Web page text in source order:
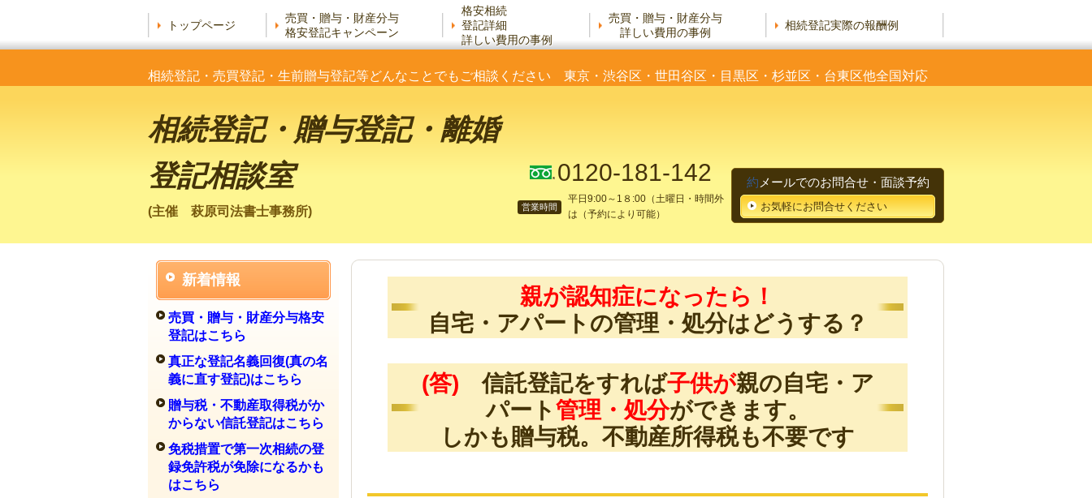
トップページ
売買・贈与・財産分与
格安登記キャンペーン
格安相続
登記詳細
詳しい費用の事例
売買・贈与・財産分与
詳しい費用の事例
相続登記実際の報酬例
相続登記・売買登記・生前贈与登記等どんなことでもご相談ください 東京・渋谷区・世田谷区・目黒区・杉並区・台東区他全国対応
相続登記・贈与登記・離婚
登記相談室
(主催 萩原司法書士事務所)
0120-181-142
営業時間
平日9:00～1８:00（土曜日・時間外
は（予約により可能）
約 メールでのお問合せ・面談予約
お気軽にお問合せください
親が認知症になったら！
自宅・アパートの管理・処分はどうする？
(答)信託登記をすれば子供が親の自宅・ア
パート管理・処分ができます。
しかも贈与税。不動産所得税も不要です
新着情報
売買・贈与・財産分与格安
登記はこちら
真正な登記名義回復(真の名
義に直す登記)はこちら
贈与税・不動産取得税がか
からない信託登記はこちら
免税措置で第一次相続の登
録免許税が免除になるかも
はこちら